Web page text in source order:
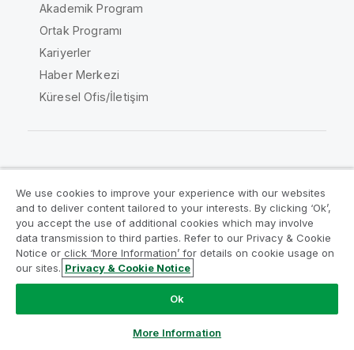
Akademik Program
Ortak Programı
Kariyerler
Haber Merkezi
Küresel Ofis/İletişim
Yasal sözleşmeler
Ürün Koşulları
Legal Policies
Legal Policies
Kullanım koşulları
Ticari markalar
Do Not Share My Info
Telif Hakkı © 1993-2026 QlikTech International AB. Tüm
We use cookies to improve your experience with our websites
and to deliver content tailored to your interests. By clicking ‘Ok’,
you accept the use of additional cookies which may involve
data transmission to third parties. Refer to our Privacy & Cookie
Notice or click ‘More Information’ for details on cookie usage on
our sites. Privacy & Cookie Notice
Ok
More Information